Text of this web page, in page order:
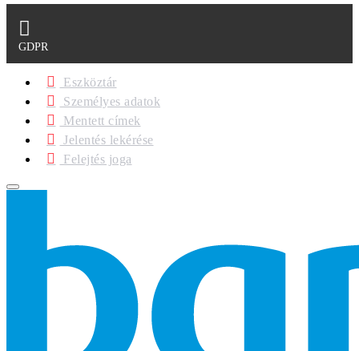
GDPR
Eszköztár
Személyes adatok
Mentett címek
Jelentés lekérése
Felejtés joga